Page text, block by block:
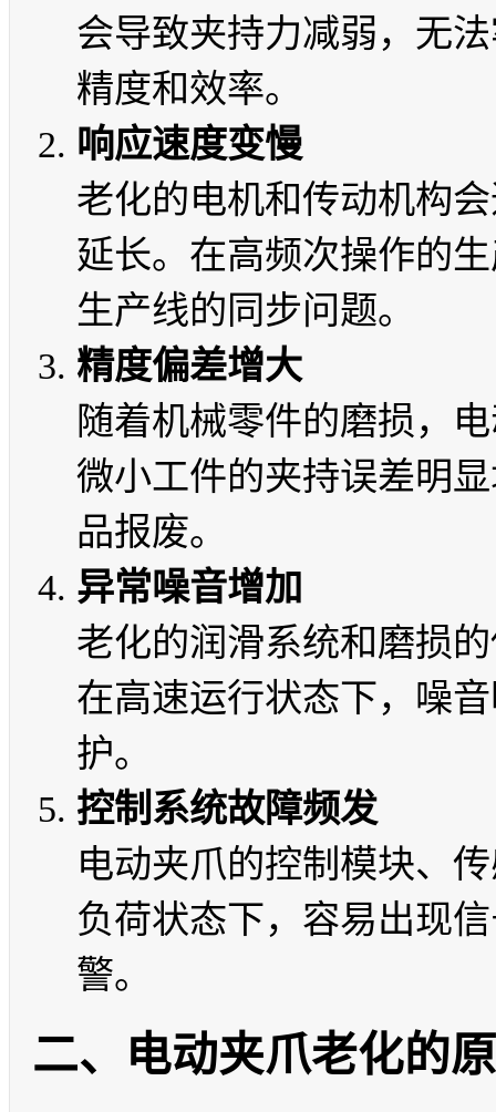
会导致夹持力减弱，无
精度和效率。
响应速度变慢
老化的电机和传动机构
延长。在高频次操作的
生产线的同步问题。
精度偏差增大
随着机械零件的磨损，
微小工件的夹持误差明
品报废。
异常噪音增加
老化的润滑系统和磨损
在高速运行状态下，噪
护。
控制系统故障频发
电动夹爪的控制模块、
负荷状态下，容易出现
警。
二、电动夹爪老化的